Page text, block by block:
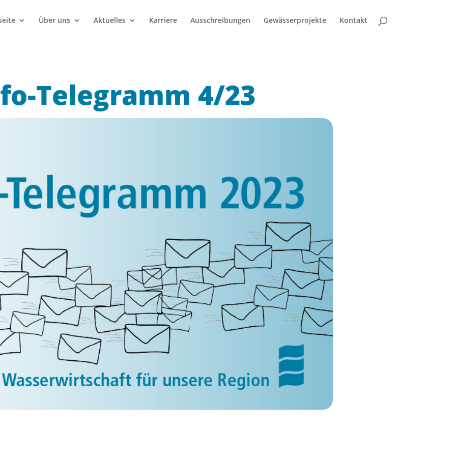
Über uns Aktuelles Karriere Ausschreibungen Gewässerprojekte Kontakt
Telegramm 4/23